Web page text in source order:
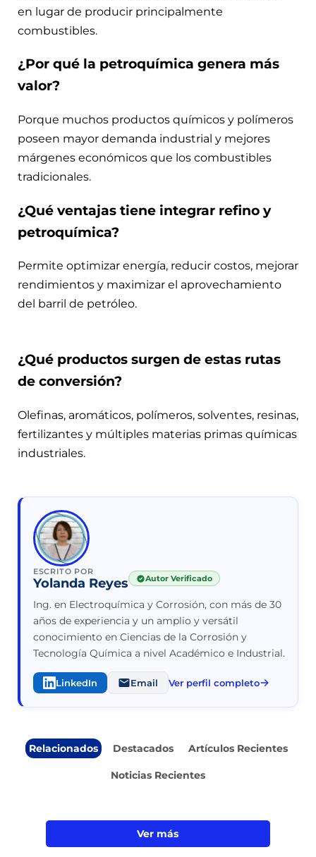
en lugar de producir principalmente
combustibles.
¿Por qué la petroquímica genera más
valor?
Porque muchos productos químicos y polímeros
poseen mayor demanda industrial y mejores
márgenes económicos que los combustibles
tradicionales.
¿Qué ventajas tiene integrar refino y
petroquímica?
Permite optimizar energía, reducir costos, mejorar
rendimientos y maximizar el aprovechamiento
del barril de petróleo.
¿Qué productos surgen de estas rutas
de conversión?
Olefinas, aromáticos, polímeros, solventes, resinas,
fertilizantes y múltiples materias primas químicas
industriales.
ESCRITO POR
Yolanda Reyes Autor Verificado
Ing. en Electroquímica y Corrosión, con más de 30
años de experiencia y un amplio y versátil
conocimiento en Ciencias de la Corrosión y
Tecnología Química a nivel Académico e Industrial.
LinkedIn Email Ver perfil completo
Relacionados Destacados Artículos Recientes
Noticias Recientes
Ver más